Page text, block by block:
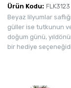
Ürün Kodu: FLK3123
Beyaz lilyumlar
güller ise tutkunun
doğum günü,
bir hediye